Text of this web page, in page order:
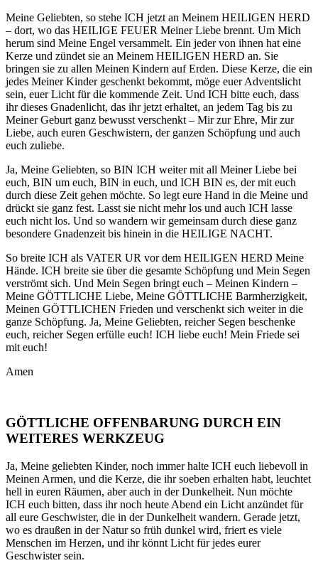
Meine Geliebten, so stehe ICH jetzt an Meinem HEILIGEN HERD
– dort, wo das HEILIGE FEUER Meiner Liebe brennt. Um Mich
herum sind Meine Engel versammelt. Ein jeder von ihnen hat eine
Kerze und zündet sie an Meinem HEILIGEN HERD an. Sie
bringen sie zu allen Meinen Kindern auf Erden. Diese Kerze, die ein
jedes Meiner Kinder geschenkt bekommt, möge euer Adventslicht
sein, euer Licht für die kommende Zeit. Und ICH bitte euch, dass
ihr dieses Gnadenlicht, das ihr jetzt erhaltet, an jedem Tag bis zu
Meiner Geburt ganz bewusst verschenkt – Mir zur Ehre, Mir zur
Liebe, auch euren Geschwistern, der ganzen Schöpfung und auch
euch zuliebe.
Ja, Meine Geliebten, so BIN ICH weiter mit all Meiner Liebe bei
euch, BIN um euch, BIN in euch, und ICH BIN es, der mit euch
durch diese Zeit gehen möchte. So legt eure Hand in die Meine und
drückt sie ganz fest. Lasst sie nicht mehr los und auch ICH lasse
euch nicht los. Und so wandern wir gemeinsam durch diese ganz
besondere Gnadenzeit bis hinein in die HEILIGE NACHT.
So breite ICH als VATER UR vor dem HEILIGEN HERD Meine
Hände. ICH breite sie über die gesamte Schöpfung und Mein Segen
verströmt sich. Und Mein Segen bringt euch – Meinen Kindern –
Meine GÖTTLICHE Liebe, Meine GÖTTLICHE Barmherzigkeit,
Meinen GÖTTLICHEN Frieden und verschenkt sich weiter in die
ganze Schöpfung. Ja, Meine Geliebten, reicher Segen beschenke
euch, reicher Segen erfülle euch! ICH liebe euch! Mein Friede sei
mit euch!
Amen
GÖTTLICHE OFFENBARUNG DURCH EIN
WEITERES WERKZEUG
Ja, Meine geliebten Kinder, noch immer halte ICH euch liebevoll in
Meinen Armen, und die Kerze, die ihr soeben erhalten habt, leuchtet
hell in euren Räumen, aber auch in der Dunkelheit. Nun möchte
ICH euch bitten, dass ihr noch heute Abend ein Licht anzündet für
all eure Geschwister, die in der Dunkelheit wandern. Gerade jetzt,
wo es draußen in der Natur so früh dunkel wird, friert es viele
Menschen im Herzen, und ihr könnt Licht für jedes eurer
Geschwister sein.